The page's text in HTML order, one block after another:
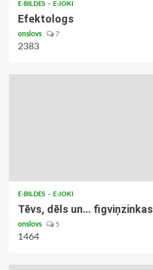
E-BILDES E-JOKI
Efektologs
onslovs 7
2383
E-BILDES E-JOKI
Tēvs, dēls un… figviņzinkas
onslovs 5
1464